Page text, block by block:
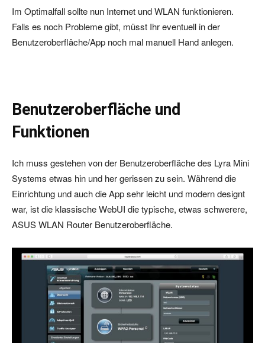
Im Optimalfall sollte nun Internet und WLAN funktionieren.
Falls es noch Probleme gibt, müsst Ihr eventuell in der
Benutzeroberfläche/App noch mal manuell Hand anlegen.
Benutzeroberfläche und
Funktionen
Ich muss gestehen von der Benutzeroberfläche des Lyra Mini
Systems etwas hin und her gerissen zu sein. Während die
Einrichtung und auch die App sehr leicht und modern designt
war, ist die klassische WebUI die typische, etwas schwerere,
ASUS WLAN Router Benutzeroberfläche.